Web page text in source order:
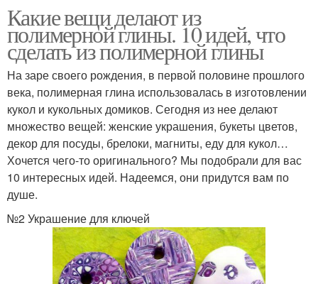
Какие вещи делают из
полимерной глины. 10 идей, что
сделать из полимерной глины
На заре своего рождения, в первой половине прошлого
века, полимерная глина использовалась в изготовлении
кукол и кукольных домиков. Сегодня из нее делают
множество вещей: женские украшения, букеты цветов,
декор для посуды, брелоки, магниты, еду для кукол…
Хочется чего-то оригинального? Мы подобрали для вас
10 интересных идей. Надеемся, они придутся вам по
душе.
№2 Украшение для ключей